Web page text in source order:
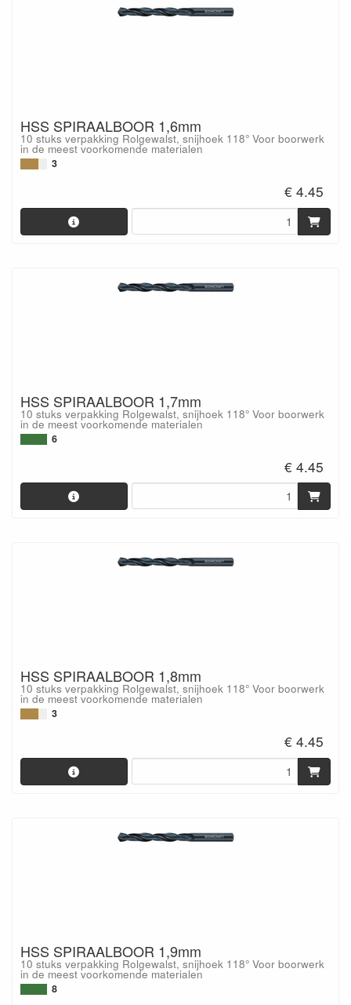
HSS SPIRAALBOOR 1,6mm
10 stuks verpakking Rolgewalst, snijhoek 118° Voor boorwerk
in de meest voorkomende materialen
3
€ 4.45
HSS SPIRAALBOOR 1,7mm
10 stuks verpakking Rolgewalst, snijhoek 118° Voor boorwerk
in de meest voorkomende materialen
6
€ 4.45
HSS SPIRAALBOOR 1,8mm
10 stuks verpakking Rolgewalst, snijhoek 118° Voor boorwerk
in de meest voorkomende materialen
3
€ 4.45
HSS SPIRAALBOOR 1,9mm
10 stuks verpakking Rolgewalst, snijhoek 118° Voor boorwerk
in de meest voorkomende materialen
8